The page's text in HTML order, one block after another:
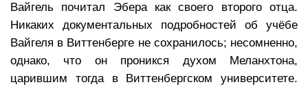
Вайгель почитал Эбера как своего второго отца.
Никаких документальных подробностей об учёбе
Вайгеля в Виттенберге не сохранилось; несомненно,
однако, что он проникся духом Меланхтона,
царившим тогда в Виттенбергском университете.